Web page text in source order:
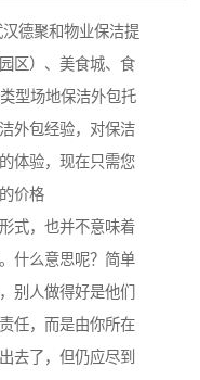
德聚和物业保洁提
区）、美食城、食
型场地保洁外包托
外包经验，对保洁
体验，现在只需您
价格
式，也并不意味着
什么意思呢？简单
别人做得好是他们
任，而是由你所在
去了，但仍应尽到